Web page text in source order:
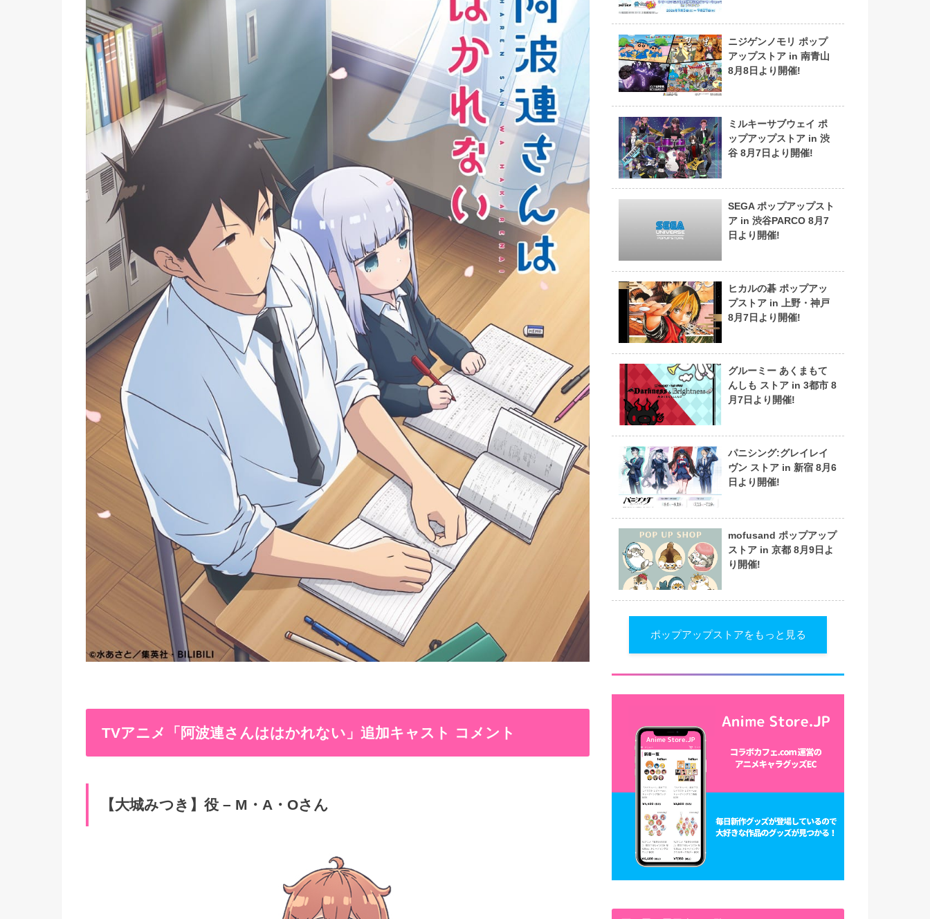
TVアニメ「阿波連さんははかれない」追加キャスト コメント
【大城みつき】役 – M・A・Oさん
ニジゲンノモリ ポップ
アップストア in 南青山
8月8日より開催!
ミルキーサブウェイ ポ
ップアップストア in 渋
谷 8月7日より開催!
SEGA ポップアップスト
ア in 渋谷PARCO 8月7
日より開催!
ヒカルの碁 ポップアッ
プストア in 上野・神戸
8月7日より開催!
グルーミー あくまもて
んしも ストア in 3都市 8
月7日より開催!
パニシング:グレイレイ
ヴン ストア in 新宿 8月6
日より開催!
mofusand ポップアップ
ストア in 京都 8月9日よ
り開催!
ポップアップストアをもっと見る